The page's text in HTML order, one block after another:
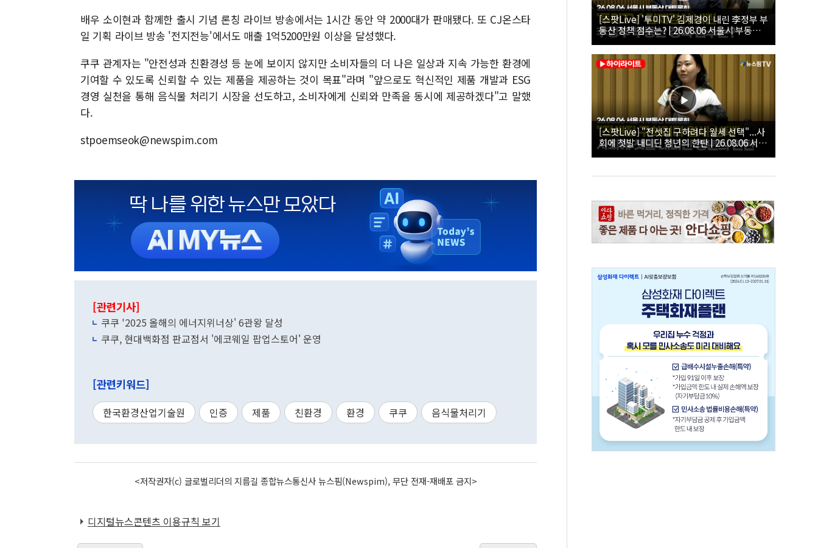
배우 소이현과 함께한 출시 기념 론칭 라이브 방송에서는 1시간 동안 약 2000대가 판매됐다. 또 CJ온스타
일 기획 라이브 방송 '전지전능'에서도 매출 1억5200만원 이상을 달성했다.
쿠쿠 관계자는 "안전성과 친환경성 등 눈에 보이지 않지만 소비자들의 더 나은 일상과 지속 가능한 환경에
기여할 수 있도록 신뢰할 수 있는 제품을 제공하는 것이 목표"라며 "앞으로도 혁신적인 제품 개발과 ESG
경영 실천을 통해 음식물 처리기 시장을 선도하고, 소비자에게 신뢰와 만족을 동시에 제공하겠다"고 말했
다.
stpoemseok@newspim.com
[관련기사]
쿠쿠 '2025 올해의 에너지위너상' 6관왕 달성
쿠쿠, 현대백화점 판교점서 '에코웨일 팝업스토어' 운영
[관련키워드]
한국환경산업기술원 인증 제품 친환경 환경 쿠쿠 음식물처리기
<저작권자(c) 글로벌리더의 지름길 종합뉴스통신사 뉴스핌(Newspim), 무단 전재-재배포 금지>
디지털뉴스콘텐츠 이용규칙 보기
[스팟Live] '투미TV' 김제경이 내린 李정부 부
동산 정책 점수는? | 26.08.06 서울시 부동산
대토론회
[스팟Live] "전셋집 구하려다 월세 선택"...사
회에 첫발 내디딘 청년의 한탄 | 26.08.06 서울
시 부동산 대토론회